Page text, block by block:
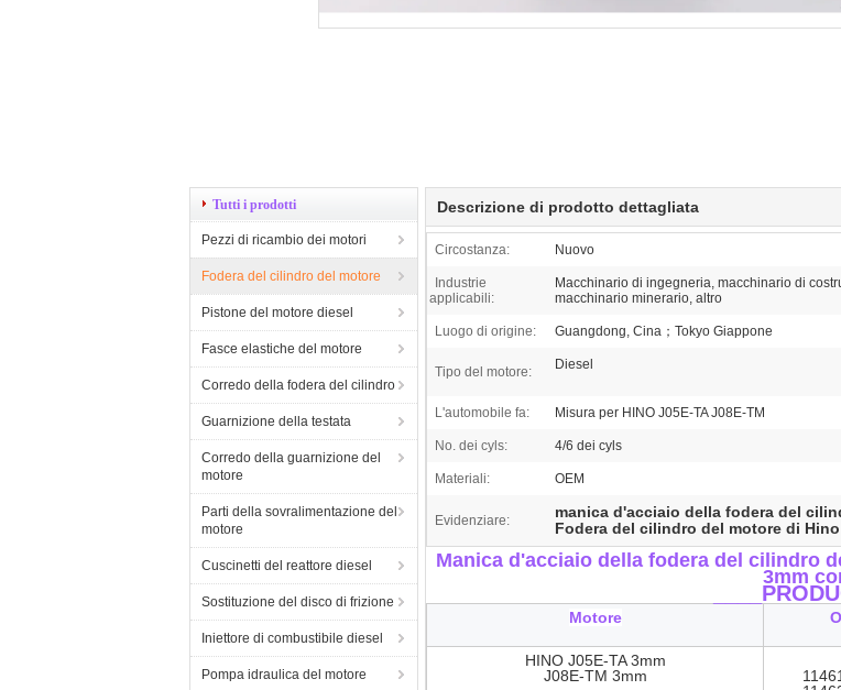
Tutti i prodotti
Pezzi di ricambio dei motori
Fodera del cilindro del motore
Pistone del motore diesel
Fasce elastiche del motore
Corredo della fodera del cilindro
Guarnizione della testata
Corredo della guarnizione del
motore
Parti della sovralimentazione del
motore
Cuscinetti del reattore diesel
Sostituzione del disco di frizione
Iniettore di combustibile diesel
Pompa idraulica del motore
Descrizione di prodotto dettagliata
Circostanza: Nuovo
Industrie
applicabili:
Macchinario di ingegneria, macchinario di
macchinario minerario, altro
Luogo di origine: Guangdong, Cina；Tokyo Giappone
Tipo del motore: Diesel
L'automobile fa: Misura per HINO J05E-TA J08E-TM
No. dei cyls: 4/6 dei cyls
Materiali: OEM
Evidenziare: manica d'acciaio della fodera del
Fodera del cilindro del motore di Hino
Manica d'acciaio della fodera del cilindro
3mm
Motore
HINO J05E-TA 3mm
J08E-TM 3mm